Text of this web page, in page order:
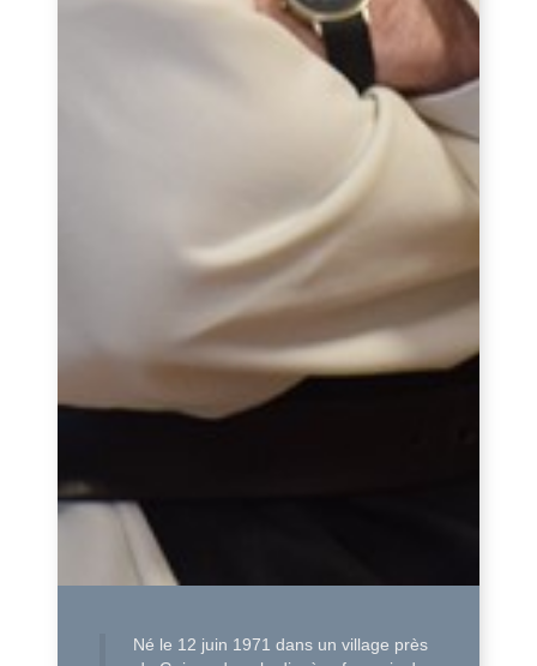
Né le 12 juin 1971 dans un village près